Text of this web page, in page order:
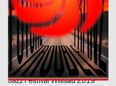
Bene Rohlmann D
2019
Mike Gordon
Atelier Poisson CH
2019
Les Étés d’Yverdon
PANK CH
2019
Jazz Festival Willisau 2019